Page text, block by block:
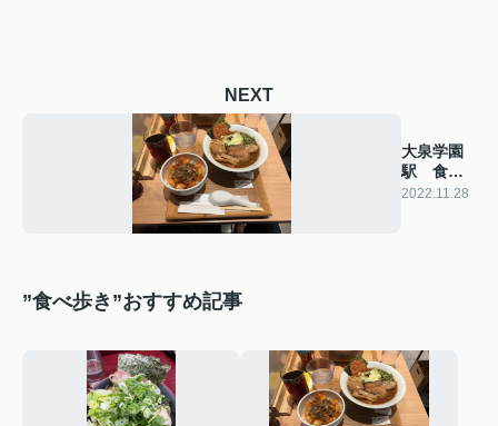
NEXT
大泉学園
駅 食べ
歩き情
2022.11.28
”食べ歩き”おすすめ記事